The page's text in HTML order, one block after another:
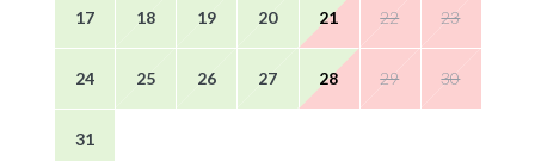
17 18 19 20 21 22 23
24 25 26 27 28 29 30
31